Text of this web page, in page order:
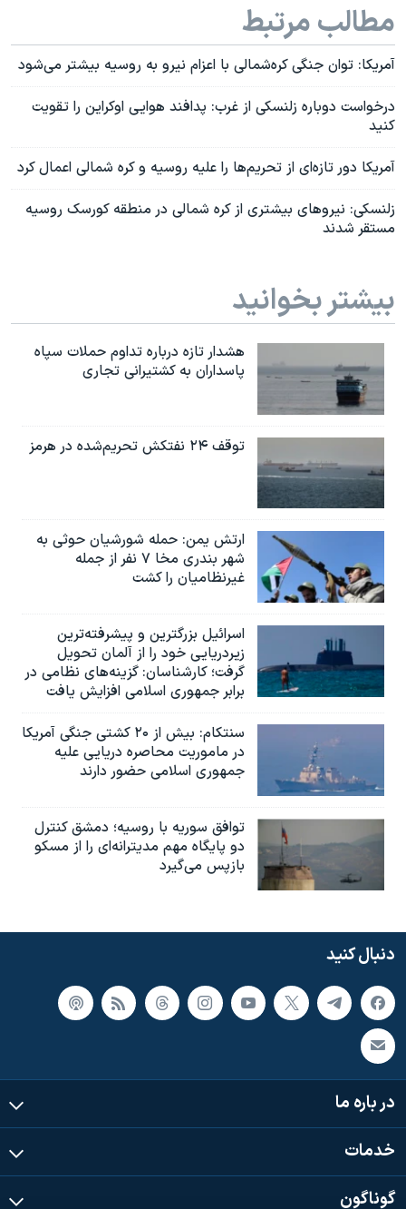
مطالب مرتبط
آمریکا: توان جنگی کره‌شمالی با اعزام نیرو به روسیه بیشتر می‌شود
درخواست دوباره زلنسکی از غرب: پدافند هوایی اوکراین را تقویت
کنید
آمریکا دور تازه‌ای از تحریم‌ها را علیه روسیه و کره شمالی اعمال کرد
زلنسکی: نیروهای بیشتری از کره شمالی در منطقه کورسک روسیه
مستقر شدند
بیشتر بخوانید
هشدار تازه درباره تداوم حملات سپاه
پاسداران به کشتیرانی تجاری
توقف ۲۴ نفتکش تحریم‌شده در هرمز
ارتش یمن: حمله شورشیان حوثی به
شهر بندری مخا ۷ نفر از جمله
غیرنظامیان را کشت
اسرائيل بزرگترین و پیشرفته‌ترین
زیردریایی خود را از آلمان تحویل
گرفت؛ کارشناسان: گزینه‌های نظامی در
برابر جمهوری اسلامی افزایش یافت
سنتکام: بیش از ۲۰ کشتی جنگی آمریکا
در ماموریت محاصره دریایی علیه
جمهوری اسلامی حضور دارند
توافق سوریه با روسیه؛ دمشق کنترل
دو پایگاه مهم مدیترانه‌ای را از مسکو
بازپس می‌گیرد
دنبال کنید
در باره ما
خدمات
گوناگون